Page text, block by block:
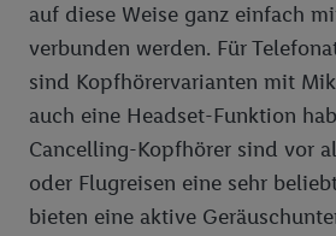
auf diese Weise ganz einfach
verbunden werden. Für
sind Kopfhörervarianten mit
auch eine Headset-Funktion
Cancelling-Kopfhörer sind vor
oder Flugreisen eine sehr
bieten eine aktive